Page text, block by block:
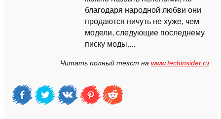
благодаря народной любви они
продаются ничуть не хуже, чем
модели, следующие последнему
писку моды....
Читать полный текст на www.techinsider.ru